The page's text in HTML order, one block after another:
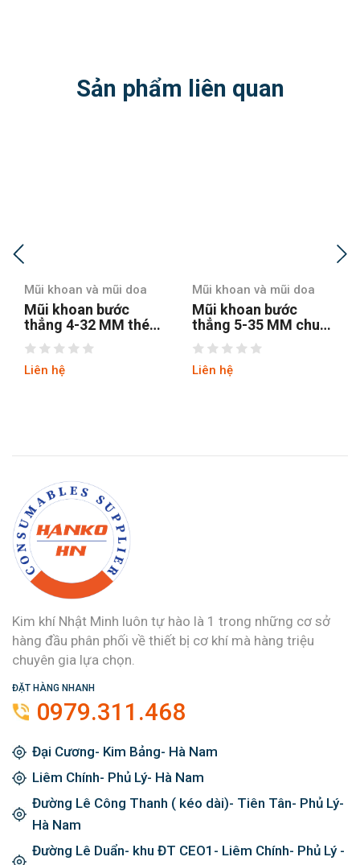
Sản phẩm liên quan
Mũi khoan và mũi doa
Mũi khoan bước
thẳng 5-35 MM chuôi
tròn
Liên hệ
Mũi khoan và mũi doa
Mũi khoan bước
thẳng chuôi tròn 4-12
hss4241 tin
Liên hệ
Kim khí Nhật Minh luôn tự hào là 1 trong những cơ sở
hàng đầu phân phối về thiết bị cơ khí mà hàng triệu
chuyên gia lựa chọn.
ĐẶT HÀNG NHANH
0979.311.468
Đại Cương- Kim Bảng- Hà Nam
Liêm Chính- Phủ Lý- Hà Nam
Đường Lê Công Thanh ( kéo dài)- Tiên Tân- Phủ Lý-
Hà Nam
Đường Lê Duẩn- khu ĐT CEO1- Liêm Chính- Phủ Lý -